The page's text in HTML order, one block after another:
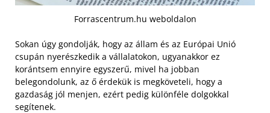
Forrascentrum.hu weboldalon
Sokan úgy gondolják, hogy az állam és az Európai Unió
csupán nyerészkedik a vállalatokon, ugyanakkor ez
korántsem ennyire egyszerű, mivel ha jobban
belegondolunk, az ő érdekük is megköveteli, hogy a
gazdaság jól menjen, ezért pedig különféle dolgokkal
segítenek.